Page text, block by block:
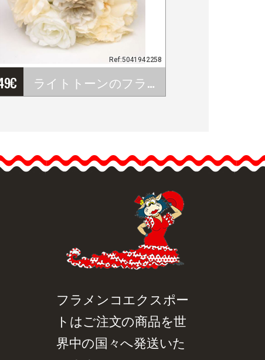
€ ライトトーンのフラメンコブーケ
Ref:5041942258
ライトトーンのデリケー
トな花束でフラメンコル
ンコドレスにロマンティ
ックで洗練されたタッチ
を加えるのに最適です。
クイックビュー
フラメンコエクスポー
トはご注文の商品を世
界中の国々へ発送いた